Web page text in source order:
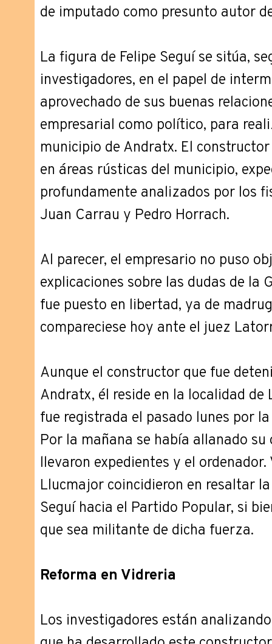
de imputado como presunto autor
La figura de Felipe Seguí se sitúa,
investigadores, en el papel de
aprovechado de sus buenas
empresarial como político, para
municipio de Andratx. El
en áreas rústicas del municipio,
profundamente analizados por los
Juan Carrau y Pedro Horrach.
Al parecer, el empresario no puso
explicaciones sobre las dudas de la
fue puesto en libertad, ya de
compareciese hoy ante el juez
Aunque el constructor que fue
Andratx, él reside en la localidad de
fue registrada el pasado lunes por
Por la mañana se había allanado su
llevaron expedientes y el ordenador.
Llucmajor coincidieron en resaltar
Seguí hacia el Partido Popular, si
que sea militante de dicha fuerza.
Reforma en Vidreria
Los investigadores están